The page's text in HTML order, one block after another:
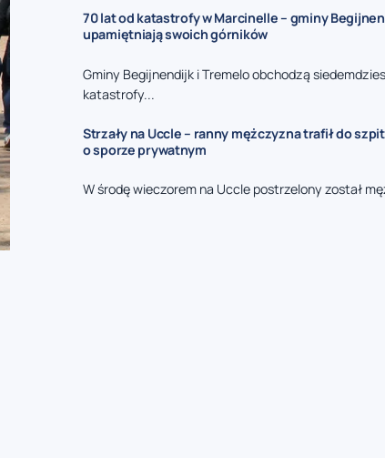
70 lat od katastrofy w Marcinelle – gminy
upamiętniają swoich górników
Gminy Begijnendijk i Tremelo obchodzą
katastrofy...
Strzały na Uccle – ranny mężczyzna trafił do
o sporze prywatnym
W środę wieczorem na Uccle postrzelony został